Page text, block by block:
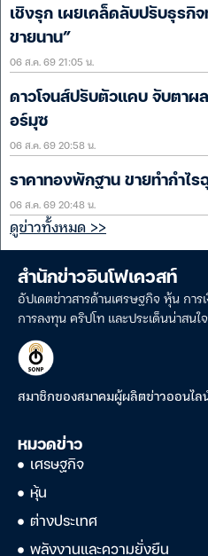
เชิงรุก เผยเคล็ดลับปรับธุรกิ
ขายนาน”
06 ส.ค. 69 21:05 น.
ดาวโจนส์ปรับตัวแคบ จับตาผ
อร์มุซ
06 ส.ค. 69 20:58 น.
ราคาทองพักฐาน ขายทำกำไ
06 ส.ค. 69 20:48 น.
ดูข่าวทั้งหมด >>
สำนักข่าวอินโฟเควสท์
อัปเดตข่าวสารด้านเศรษฐกิจ หุ้น การ
การลงทุน คริปโท และประเด็นน่าสนใ
สมาชิกของสมาคมผู้ผลิตข่าวออนไล
หมวดข่าว
เศรษฐกิจ
หุ้น
ต่างประเทศ
พลังงานและความยั่งยืน